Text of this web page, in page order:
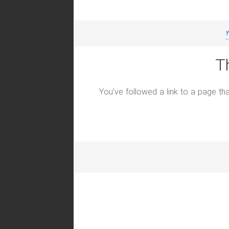
You've followed a link to a page